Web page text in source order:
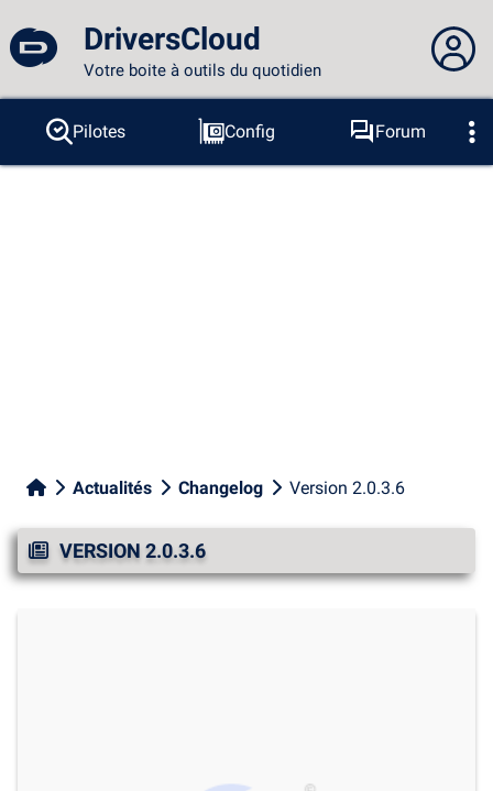
DriversCloud
Votre boite à outils du quotidien
Vous n'êtes pas connecté...
Connexion au site
Pilotes Config
Forum
Sondes
BSOD Outils
Actualités Changelog Version 2.0.3.6
VERSION 2.0.3.6